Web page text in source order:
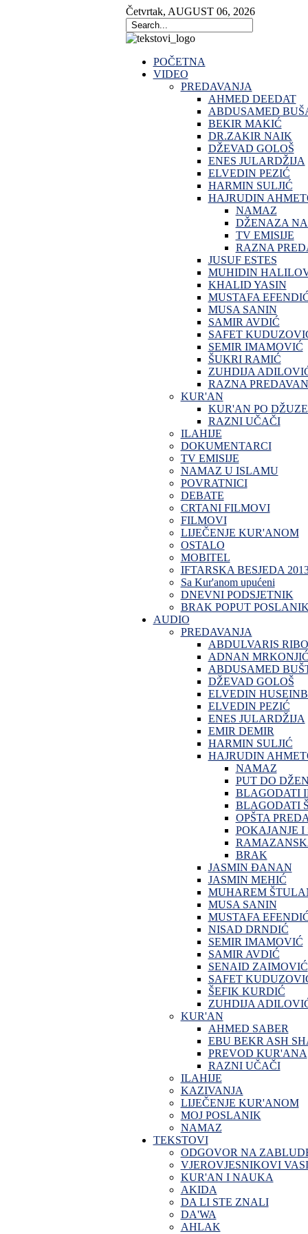
Četvrtak, AUGUST 06, 2026
POČETNA
VIDEO
PREDAVANJA
AHMED DEEDAT
ABDUSAMED
BEKIR MAKIĆ
DR.ZAKIR NAIK
DŽEVAD GOLOŠ
ENES JULARDŽIJA
ELVEDIN PEZIĆ
HARMIN SULJIĆ
HAJRUDIN
NAMAZ
DŽENAZA
TV EMISIJE
RAZNA
JUSUF ESTES
MUHIDIN
KHALID YASIN
MUSTAFA
MUSA SANIN
SAMIR AVDIĆ
SAFET
SEMIR IMAMOVIĆ
ŠUKRI RAMIĆ
ZUHDIJA
RAZNA
KUR'AN
KUR'AN PO
RAZNI UČAČI
ILAHIJE
DOKUMENTARCI
TV EMISIJE
NAMAZ U ISLAMU
POVRATNICI
DEBATE
CRTANI FILMOVI
FILMOVI
LIJEČENJE KUR'ANOM
OSTALO
MOBITEL
IFTARSKA BESJEDA
Sa Kur'anom upućeni
DNEVNI PODSJETNIK
BRAK POPUT
AUDIO
PREDAVANJA
ABDULVARIS RIBO
ADNAN MRKONJIĆ
ABDUSAMED
DŽEVAD GOLOŠ
ELVEDIN
ELVEDIN PEZIĆ
ENES JULARDŽIJA
EMIR DEMIR
HARMIN SULJIĆ
HAJRUDIN
NAMAZ
PUT DO
BLAGODATI
BLAGODATI
OPŠTA
POKAJANJE I
BRAK
JASMIN ĐANAN
JASMIN MEHIĆ
MUHAREM
MUSA SANIN
MUSTAFA
NISAD DRNDIĆ
SEMIR IMAMOVIĆ
SAMIR AVDIĆ
SENAID ZAIMOVIĆ
SAFET
ŠEFIK KURDIĆ
ZUHDIJA
KUR'AN
AHMED SABER
EBU BEKR ASH
PREVOD KUR'ANA
RAZNI UČAČI
ILAHIJE
KAZIVANJA
LIJEČENJE KUR'ANOM
MOJ POSLANIK
NAMAZ
TEKSTOVI
ODGOVOR NA
VJEROVJESNIKOVI
KUR'AN I NAUKA
AKIDA
DA LI STE ZNALI
DA'WA
AHLAK